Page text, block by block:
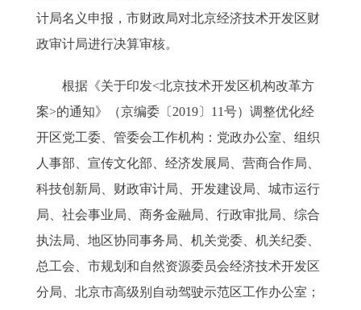
计局名义申报，市财政局对北京经济技术开发区财
政审计局进行决算审核。
根据《关于印发<北京技术开发区机构改革方
案>的通知》（京编委〔2019〕11号）调整优化经
开区党工委、管委会工作机构：党政办公室、组织
人事部、宣传文化部、经济发展局、营商合作局、
科技创新局、财政审计局、开发建设局、城市运行
局、社会事业局、商务金融局、行政审批局、综合
执法局、地区协同事务局、机关党委、机关纪委、
总工会、市规划和自然资源委员会经济技术开发区
分局、北京市高级别自动驾驶示范区工作办公室；